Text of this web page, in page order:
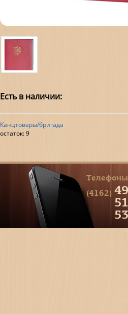
Есть в наличии:
Канцтовары/бригада
остаток:9
(4162)